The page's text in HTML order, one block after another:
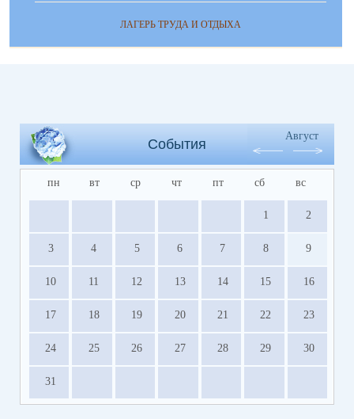
ЛАГЕРЬ ТРУДА И ОТДЫХА
События
Август
пн вт ср чт пт сб вс
1 2
3 4 5 6 7 8 9
10 11 12 13 14 15 16
17 18 19 20 21 22 23
24 25 26 27 28 29 30
31